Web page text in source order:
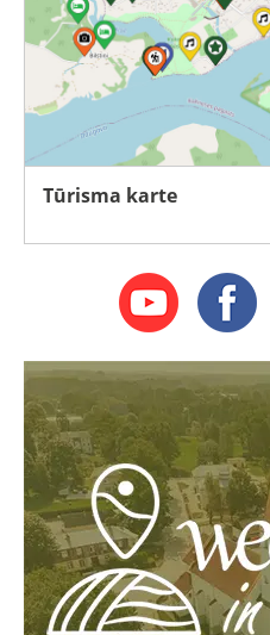
Tūrisma karte